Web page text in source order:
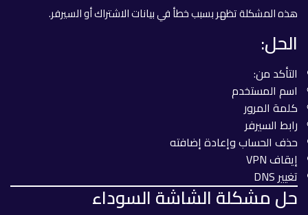
هذه المشكلة تظهر بسبب خطأ في بيانات الاشتراك أو السيرفر.
الحل:
التأكد من:
اسم المستخدم
كلمة المرور
رابط السيرفر
حذف الحساب وإعادة إضافته
إيقاف VPN
تغيير DNS
حل مشكلة الشاشة السوداء